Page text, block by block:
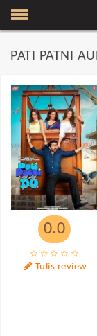
PATI PATNI
0.0
Tulis review